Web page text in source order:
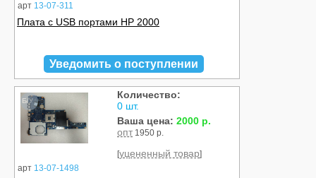
арт 13-07-311
Плата с USB портами HP 2000
Уведомить о поступлении
Б/У
арт 13-07-1498
Количество:
0 шт.
Ваша цена: 2000 р.
опт 1950 р.
[уцененный товар]